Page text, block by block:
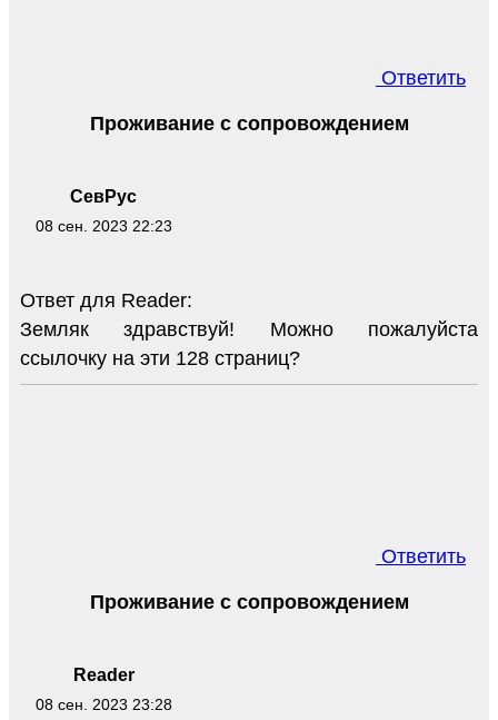
Ответить
СевРус
08 сен. 2023 22:23
Проживание с сопровождением
Ответ для Reader:
Земляк здравствуй! Можно пожалуйста
ссылочку на эти 128 страниц?
Ответить
Reader
08 сен. 2023 23:28
Проживание с сопровождением